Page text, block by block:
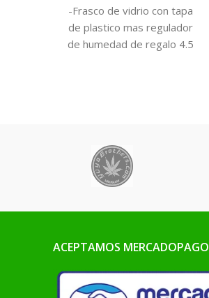
-Frasco de vidrio con tapa
de plastico mas regulador
de humedad de regalo 4.5
ACEPTAMOS MERCADOPAGO